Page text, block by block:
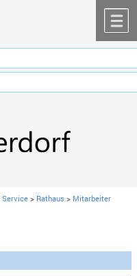
Service> Rathaus > Mitarbeiter